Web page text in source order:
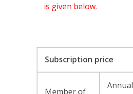
is given below.
Subscription price
Memberof
Annual